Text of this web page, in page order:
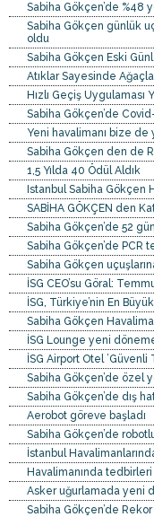
Sabiha Gökçen’de %48
Sabiha Gökçen günlük
oldu
Sabiha Gökçen Eski
Atıklar Sayesinde
Hızlı Geçiş Uygulaması
Sabiha Gökçen’de
Yeni havalimanı bize de
Sabiha Gökçen den de
1,5 Yılda 40 Ödül Aldık
Istanbul Sabiha Gökçen
SABİHA GÖKÇEN den
Sabiha Gökçen’de 52
Sabiha Gökçen’de
Sabiha Gökçen
İSG CEO’su Göral:
İSG, Türkiye’nin En
Sabiha Gökçen
İSG Lounge yeni
İSG Airport Otel
Sabiha Gökçen’de özel
Sabiha Gökçen’de dış
Aerobot göreve başladı
Sabiha Gökçen’de
İstanbul
Havalimanında
Asker uğurlamada yeni
Sabiha Gökçen’de Rekor